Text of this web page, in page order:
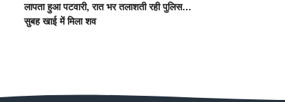
लापता हुआ पटवारी, रात भर तलाशती रही पुलिस…
सुबह खाई में मिला शव